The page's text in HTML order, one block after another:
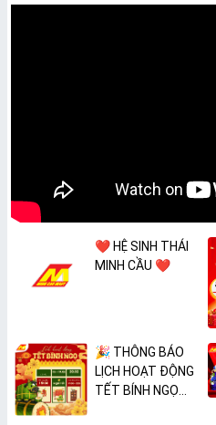
❤️ HỆ SINH THÁI
MINH CẦU ❤️
🎉 THÔNG BÁO
LỊCH HOẠT ĐỘNG
TẾT BÍNH NGỌ